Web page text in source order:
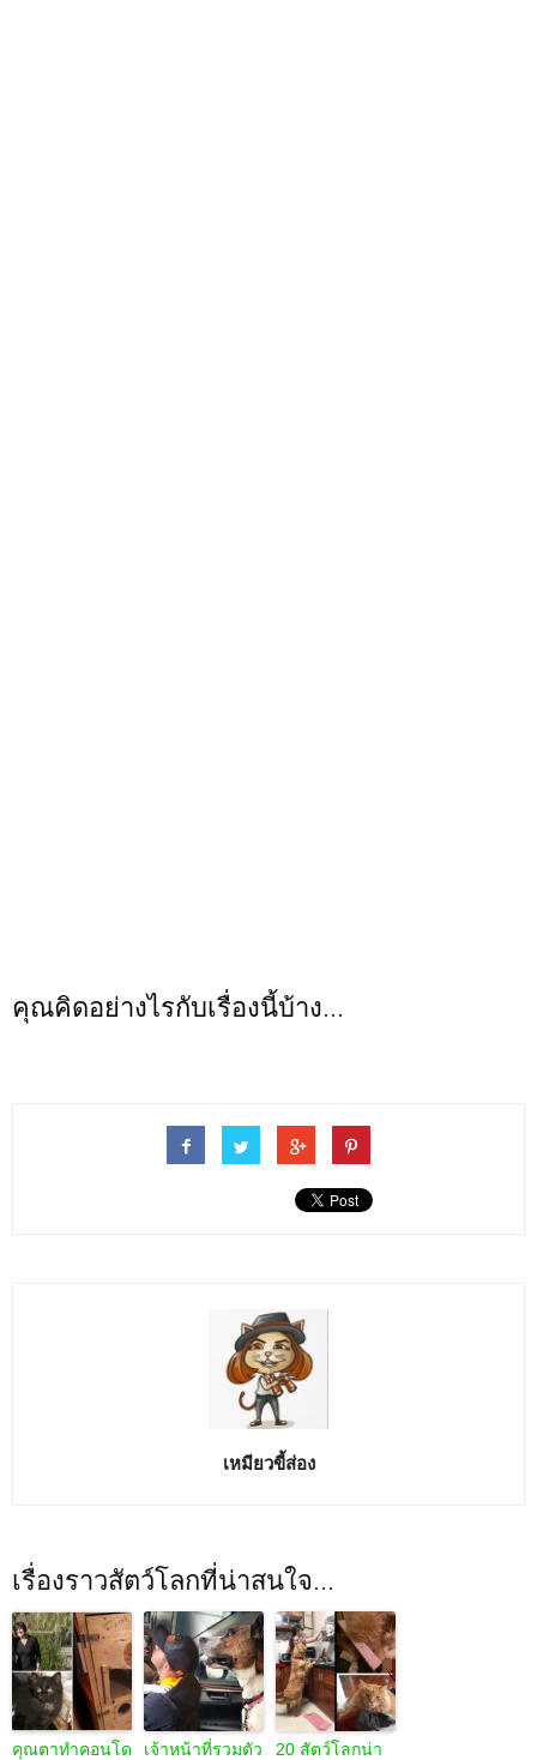
คุณคิดอย่างไรกับเรื่องนี้บ้าง...
เหมียวขี้ส่อง
เรื่องราวสัตว์โลกที่น่าสนใจ...
คุณตาทำคอนโด
เจ้าหน้าที่รวมตัว
20 สัตว์โลกน่า